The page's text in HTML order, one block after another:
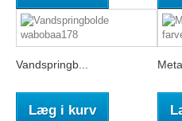
Vandspringb...
Læg i kurv